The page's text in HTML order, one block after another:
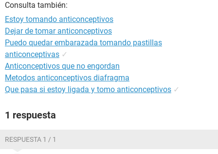
Consulta también:
Estoy tomando anticonceptivos
Dejar de tomar anticonceptivos
Puedo quedar embarazada tomando pastillas
anticonceptivas ✓
Anticonceptivos que no engordan
Metodos anticonceptivos diafragma
Que pasa si estoy ligada y tomo anticonceptivos ✓
1 respuesta
RESPUESTA 1 / 1